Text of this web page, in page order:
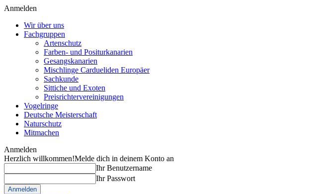
Anmelden
Wir über uns
Fachgruppen
Artenschutz
Farben- und Positurkanarien
Gesangskanarien
Mischlinge Cardueliden Europäer
Sachkunde
Sittiche und Exoten
Preisrichtervereinigungen
Vogelringe
Deutsche Meisterschaft
Naturschutz
Mitmachen
Anmelden
Herzlich willkommen!Melde dich in deinem Konto an
Ihr Benutzername
Ihr Passwort